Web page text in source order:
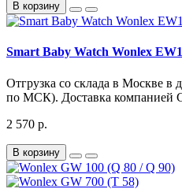
В корзину
Smart Baby Watch Wonlex
Отгрузка со склада в Москве в
по МСК). Доставка компанией
2 570 р.
В корзину